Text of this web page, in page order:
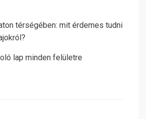
térségében: mit érdemes tudni
lap minden felületre